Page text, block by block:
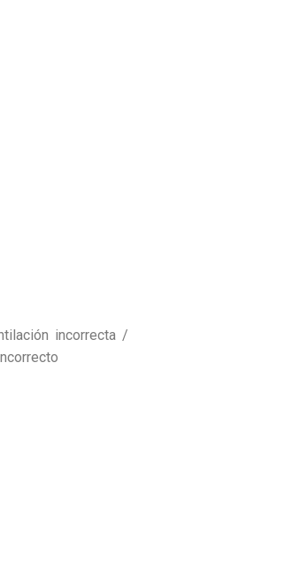
incorrecta /